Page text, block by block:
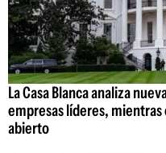
La Casa Blanca analiza
empresas líderes,
abierto